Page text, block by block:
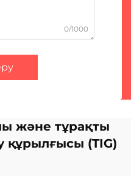
0/1000
және тұрақты
құрылғысы (TIG)